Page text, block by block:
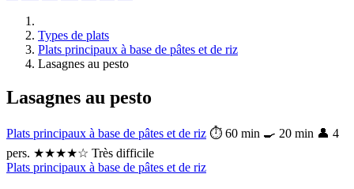
Types de plats
Plats principaux à base de pâtes et de riz
Lasagnes au pesto
Lasagnes au pesto
Plats principaux à base de pâtes et de riz ⏱ 60 min 🍳 20 min 👤 4
pers. ★★★★☆ Très difficile
Plats principaux à base de pâtes et de riz